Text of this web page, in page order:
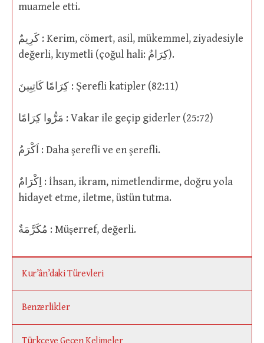
muamele etti.
كَرِيمٌ : Kerim, cömert, asil, mükemmel, ziyadesiyle
değerli, kıymetli (çoğul hali: كِرَامٌ).
كِرَامًا كَاتِبِينَ : Şerefli katipler (82:11)
مَرُّوا كِرَامًا : Vakar ile geçip giderler (25:72)
اَكْرَمُ : Daha şerefli ve en şerefli.
اِكْرَامٌ : İhsan, ikram, nimetlendirme, doğru yola
hidayet etme, iletme, üstün tutma.
مُكَرَّمَةٌ : Müşerref, değerli.
Kur’ân’daki Türevleri
Benzerlikler